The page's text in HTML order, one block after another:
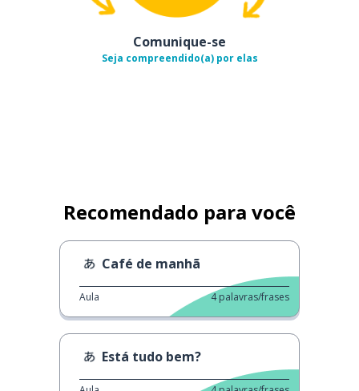
Comunique-se
Seja compreendido(a) por elas
Recomendado para você
Café de manhã
Aula 4 palavras/frases
Está tudo bem?